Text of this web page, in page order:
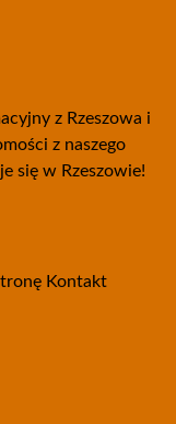
z Rzeszowa i
z naszego
się w Rzeszowie!
Kontakt